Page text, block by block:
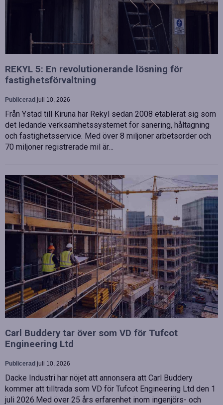
REKYL 5: En revolutionerande lösning för
fastighetsförvaltning
Publicerad juli 10, 2026
Från Ystad till Kiruna har Rekyl sedan 2008 etablerat sig som
det ledande verksamhetssystemet för sanering, håltagning
och fastighetsservice. Med över 8 miljoner arbetsorder och
70 miljoner registrerade mil är…
Carl Buddery tar över som VD för Tufcot
Engineering Ltd
Publicerad juli 10, 2026
Dacke Industri har nöjet att annonsera att Carl Buddery
kommer att tillträda som VD för Tufcot Engineering Ltd den 1
juli 2026.Med över 25 års erfarenhet inom ingenjörs- och